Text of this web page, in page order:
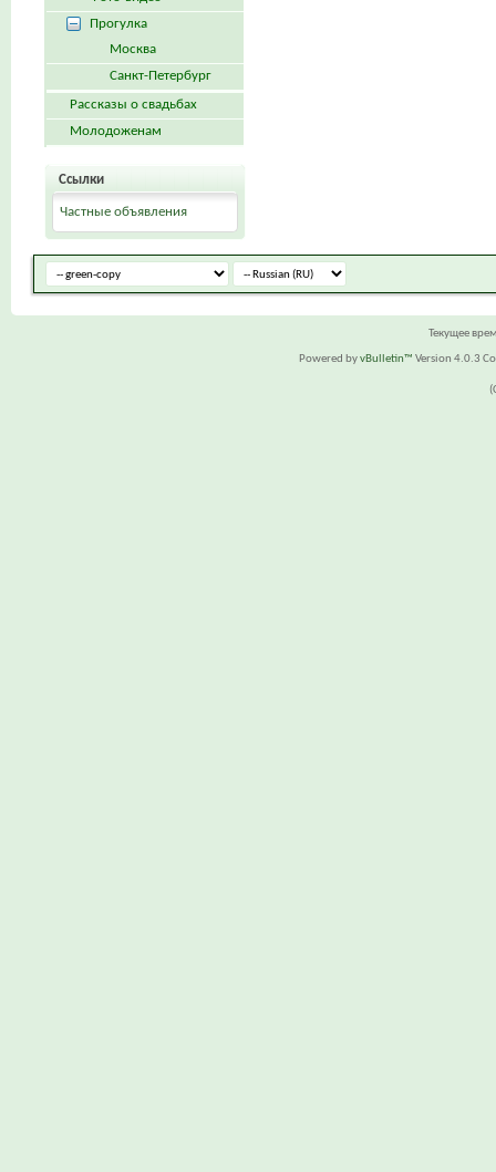
Прогулка
Москва
Санкт-Петербург
Рассказы о свадьбах
Молодоженам
Ссылки
Частные объявления
Текущее
Powered byvBulletin™ Version 4.0.3